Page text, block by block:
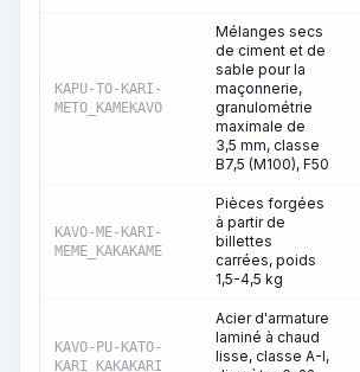
KAPU-TO-KARI-
METO_KAMEKAVO
Mélanges secs
de ciment et de
sable pour la
maçonnerie,
granulométrie
maximale de
3,5 mm, classe
B7,5 (M100), F50
KAVO-ME-KARI-
MEME_KAKAKAME
Pièces forgées
à partir de
billettes
carrées, poids
1,5-4,5 kg
KAVO-PU-KATO-
KARI_KAKAKARI
Acier d'armature
laminé à chaud
lisse, classe A-I,